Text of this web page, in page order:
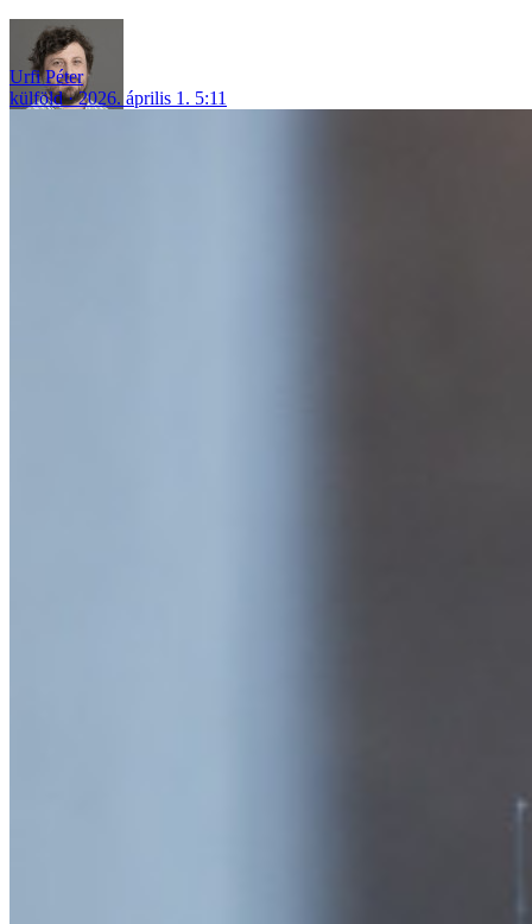
Urfi Péter
külföld
2026. április 1. 5:11